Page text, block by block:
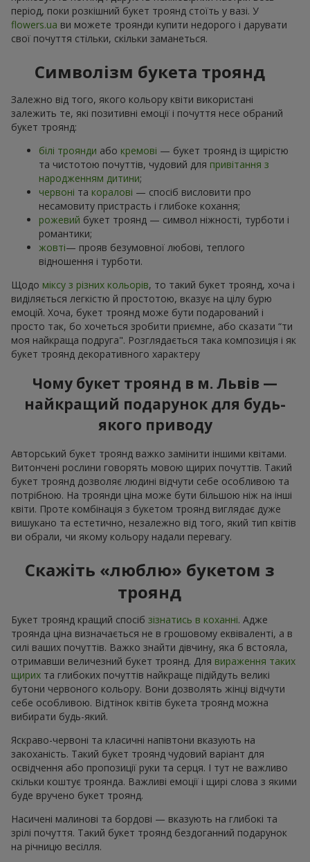
період, поки розкішний букет троянд стоїть у вазі. У
flowers.ua ви можете троянди купити недорого і дарувати
свої почуття стільки, скільки заманеться.
Символізм букета троянд
Залежно від того, якого кольору квіти використані
залежить те, які позитивні емоції і почуття несе обраний
букет троянд:
білі троянди або кремові — букет троянд із щирістю
та чистотою почуттів, чудовий для привітання з
народженням дитини;
червоні та коралові — спосіб висловити про
несамовиту пристрасть і глибоке кохання;
рожевий букет троянд — символ ніжності, турботи і
романтики;
жовті— прояв безумовної любові, теплого
відношення і турботи.
Щодо міксу з різних кольорів, то такий букет троянд, хоча і
виділяється легкістю й простотою, вказує на цілу бурю
емоцій. Хоча, букет троянд може бути подарований і
просто так, бо хочеться зробити приємне, або сказати “ти
моя найкраща подруга". Розглядається така композиція і як
букет троянд декоративного характеру
Чому букет троянд в м. Львів —
найкращий подарунок для будь-
якого приводу
Авторський букет троянд важко замінити іншими квітами.
Витончені рослини говорять мовою щирих почуттів. Такий
букет троянд дозволяє людині відчути себе особливою та
потрібною. На троянди ціна може бути більшою ніж на інші
квіти. Проте комбінація з букетом троянд виглядає дуже
вишукано та естетично, незалежно від того, який тип квітів
ви обрали, чи якому кольору надали перевагу.
Скажіть «люблю» букетом з
троянд
Букет троянд кращий спосіб зізнатись в коханні. Адже
троянда ціна визначається не в грошовому еквіваленті, а в
силі ваших почуттів. Важко знайти дівчину, яка б встояла,
отримавши величезний букет троянд. Для вираження таких
щирих та глибоких почуттів найкраще підійдуть великі
бутони червоного кольору. Вони дозволять жінці відчути
себе особливою. Відтінок квітів букета троянд можна
вибирати будь-який.
Яскраво-червоні та класичні напівтони вказують на
закоханість. Такий букет троянд чудовий варіант для
освідчення або пропозиції руки та серця. І тут не важливо
скільки коштує троянда. Важливі емоції і щирі слова з якими
буде вручено букет троянд.
Насичені малинові та бордові — вказують на глибокі та
зрілі почуття. Такий букет троянд бездоганний подарунок
на річницю весілля.